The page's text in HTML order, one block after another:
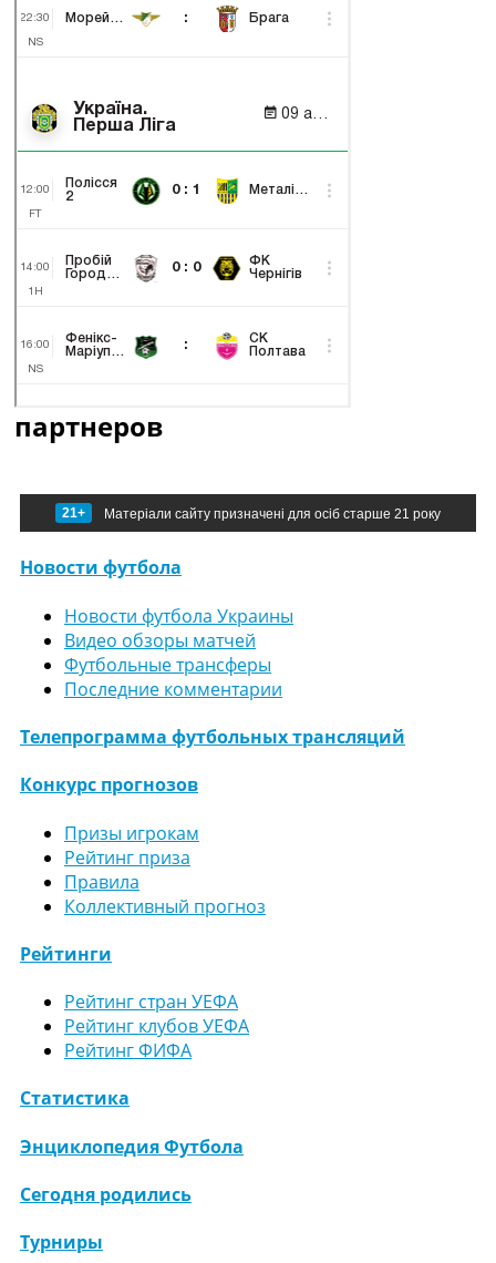
партнеров
21+ Матеріали сайту призначені для осіб старше 21 року
Новости футбола
Новости футбола Украины
Видео обзоры матчей
Футбольные трансферы
Последние комментарии
Телепрограмма футбольных трансляций
Конкурс прогнозов
Призы игрокам
Рейтинг приза
Правила
Коллективный прогноз
Рейтинги
Рейтинг стран УЕФА
Рейтинг клубов УЕФА
Рейтинг ФИФА
Статистика
Энциклопедия Футбола
Сегодня родились
Турниры